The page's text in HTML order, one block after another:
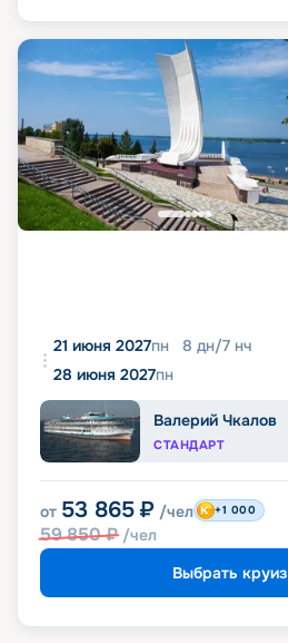
21 июня 2027пн 8 дн/7 нч
28 июня 2027пн
Валерий Чкалов
СТАНДАРТ
от 53 865 ₽ /чел
59 850₽ /чел
+1 000
Выбрать круиз